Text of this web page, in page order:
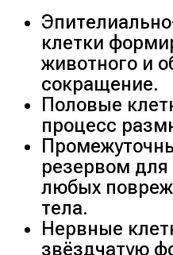
клетки
животного и
сокращение.
Половые
процесс
резервом для
любых
тела.
Нервные
звёздчатую